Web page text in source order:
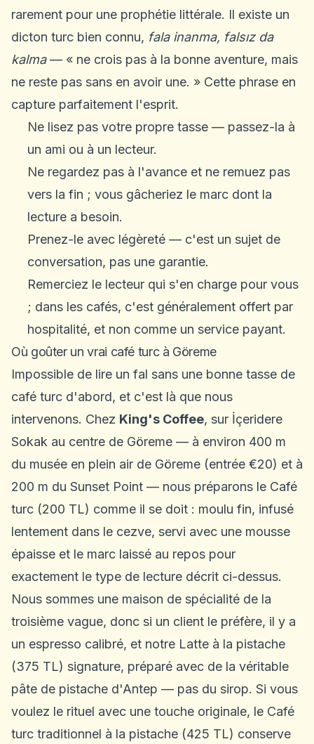
rarement pour une prophétie littérale. Il existe un
dicton turc bien connu, fala inanma, falsız da
kalma— « ne crois pas à la bonne aventure, mais
ne reste pas sans en avoir une. » Cette phrase en
capture parfaitement l'esprit.
Ne lisez pas votre propre tasse — passez-la à
un ami ou à un lecteur.
Ne regardez pas à l'avance et ne remuez pas
vers la fin ; vous gâcheriez le marc dont la
lecture a besoin.
Prenez-le avec légèreté — c'est un sujet de
conversation, pas une garantie.
Remerciez le lecteur qui s'en charge pour vous
; dans les cafés, c'est généralement offert par
hospitalité, et non comme un service payant.
Où goûter un vrai café turc à Göreme
Impossible de lire un fal sans une bonne tasse de
café turc d'abord, et c'est là que nous
intervenons. Chez King's Coffee, sur İçeridere
Sokak au centre de Göreme — à environ 400 m
du musée en plein air de Göreme (entrée €20) et à
200 m du Sunset Point — nous préparons le Café
turc (200 TL) comme il se doit : moulu fin, infusé
lentement dans le cezve, servi avec une mousse
épaisse et le marc laissé au repos pour
exactement le type de lecture décrit ci-dessus.
Nous sommes une maison de spécialité de la
troisième vague, donc si un client le préfère, il y a
un espresso calibré, et notre Latte à la pistache
(375 TL) signature, préparé avec de la véritable
pâte de pistache d'Antep — pas du sirop. Si vous
voulez le rituel avec une touche originale, le Café
turc traditionnel à la pistache (425 TL) conserve